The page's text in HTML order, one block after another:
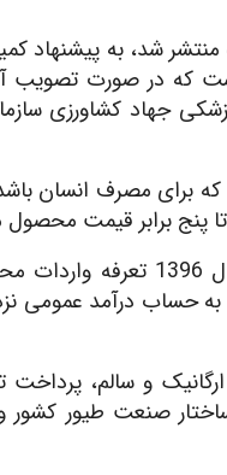
کل کشور که این هفته منتشر
که در صورت تصویب
پزشکی جهاد کشاورزی
برای مصرف انسان
پنج برابر قیمت
بر اساس این بند، دولت موظف است علاوه
حاصله را به حساب درآمد
و سالم، پرداخت
صنعت طیور کشور